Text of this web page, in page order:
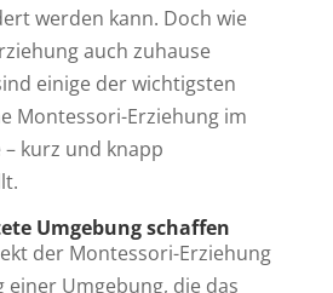
werden kann. Doch wie
auch zuhause
einige der wichtigsten
Montessori-Erziehung im
kurz und knapp
Umgebung schaffen
der Montessori-Erziehung
einer Umgebung, die das